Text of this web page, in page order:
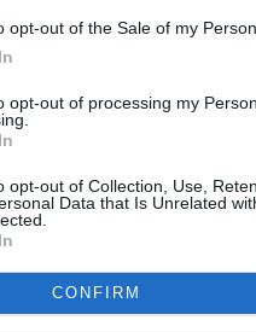
opt-out of the Sale of my
opt-out of processing my
opt-out of Collection, Use,
Data that Is Unrelated
CONFIRM
no más claro: “Romper
pero no así. No a
pese a todo, sigue
llevarse a cabo esta
llegaría un
proporcionalmente
mapa.
que alabar la idea